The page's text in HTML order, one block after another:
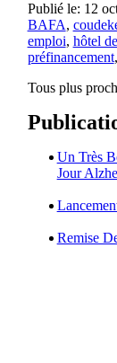
Publié le: 12
BAFA,
emploi, hôtel
préfinancement,
Tous plus
Un Très
Jour
Remise